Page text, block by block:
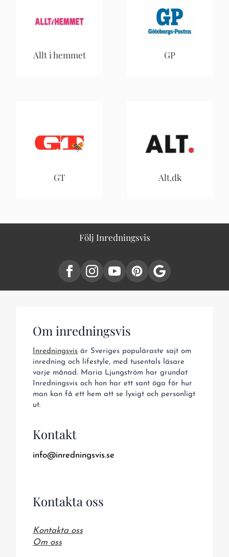
Allt i hemmet GP
GT Alt.dk
Följ Inredningsvis
Om inredningsvis
Inredningsvis är Sveriges populäraste sajt om
inredning och lifestyle, med tusentals läsare
varje månad. Maria Ljungström har grundat
Inredningsvis och hon har ett sant öga för hur
man kan få ett hem att se lyxigt och personligt
ut.
Kontakt
info@inredningsvis.se
Kontakta oss
Kontakta oss
Om oss